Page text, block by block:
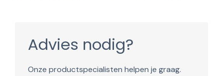
Advies nodig?
Onze productspecialisten helpen je graag.